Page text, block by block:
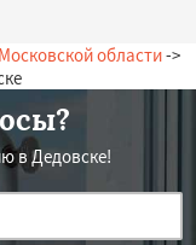
области->
в Дедовске!